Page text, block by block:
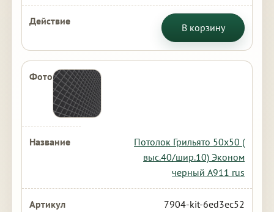
В корзину
Потолок Грильято 50х50 (
выс.40/шир.10) Эконом
черный А911 rus
7904-kit-6ed3ec52